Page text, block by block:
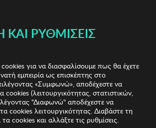
Vol.1 Γυναικεία Καπέλα
Γυναικείο
Vol.1
ΚΑΙ ΡΥΘΜΊΣΕΙΣ
για να διασφαλίσουμε πως θα έχετε
εμπειρία ως επισκέπτης στο
«Συμφωνώ», αποδέχεστε να
cookies (λειτουργικότητας, στατιστικών,
"Διαφωνώ" αποδέχεστε να
cookies λειτουργικότητας. Διαβάστε τη
cookies και αλλάξτε τις ρυθμίσεις.